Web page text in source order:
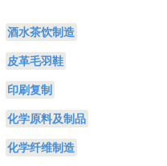
酒水茶饮制造
皮革毛羽鞋
印刷复制
化学原料及制品
化学纤维制造